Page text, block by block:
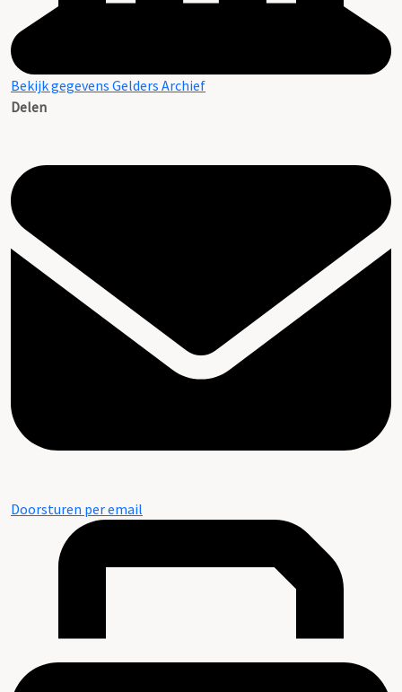
Bekijk gegevens Gelders Archief
Delen
Doorsturen per email